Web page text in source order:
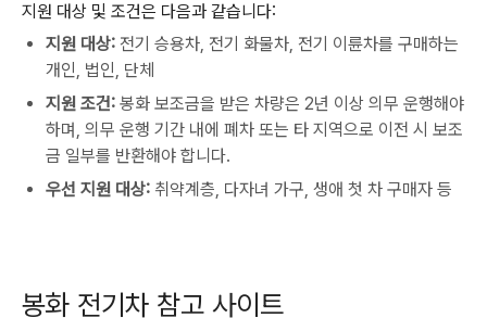
지원 대상 및 조건은 다음과 같습니다:
지원 대상: 전기 승용차, 전기 화물차, 전기 이륜차를 구매하는
개인, 법인, 단체
지원 조건: 봉화 보조금을 받은 차량은 2년 이상 의무 운행해야
하며, 의무 운행 기간 내에 폐차 또는 타 지역으로 이전 시 보조
금 일부를 반환해야 합니다.
우선 지원 대상: 취약계층, 다자녀 가구, 생애 첫 차 구매자 등
봉화 전기차 참고 사이트